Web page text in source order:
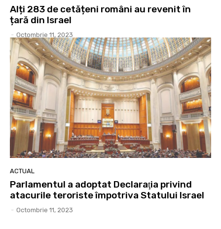
Alți 283 de cetățeni români au revenit în
țară din Israel
- Octombrie 11, 2023
ACTUAL
Parlamentul a adoptat Declaraţia privind
atacurile teroriste împotriva Statului Israel
- Octombrie 11, 2023